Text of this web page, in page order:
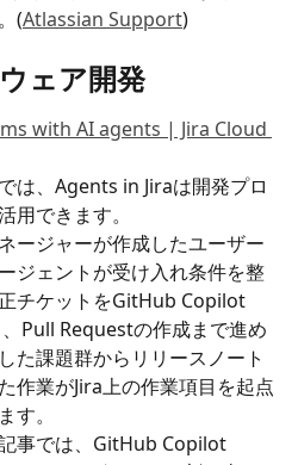
(Atlassian Support)
ェア開発
with AI agents | Jira Cloud
は、Agents in Jiraは開発プロ
用できます。
ージャーが作成したユーザー
ジェントが受け入れ条件を整
チケットをGitHub Copilot
Pull Requestの作成まで進め
た課題群からリリースノート
作業がJira上の作業項目を起点
す。
事では、GitHub Copilot